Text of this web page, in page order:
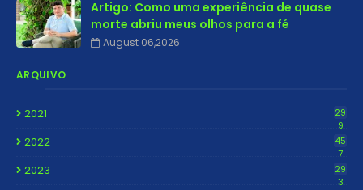
Artigo: Como uma experiência de quase
morte abriu meus olhos para a fé
August 06,2026
ARQUIVO
2021
29
9
2022
45
7
2023
29
3